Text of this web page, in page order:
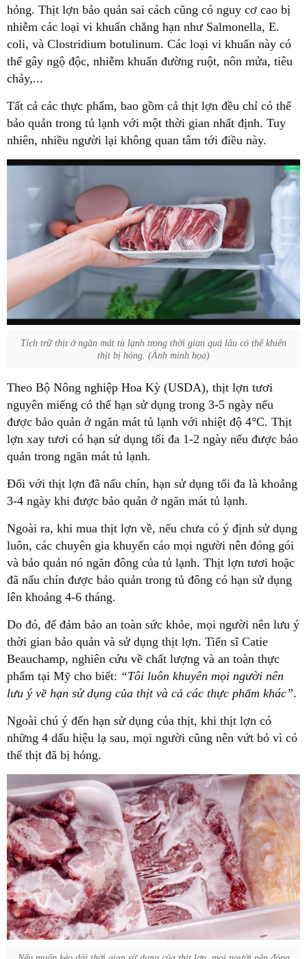
hỏng. Thịt lợn bảo quản sai cách cũng có nguy cơ cao bị
nhiễm các loại vi khuẩn chẳng hạn như Salmonella, E.
coli, và Clostridium botulinum. Các loại vi khuẩn này có
thể gây ngộ độc, nhiễm khuẩn đường ruột, nôn mửa, tiêu
chảy,...
Tất cả các thực phẩm, bao gồm cả thịt lợn đều chỉ có thể
bảo quản trong tủ lạnh với một thời gian nhất định. Tuy
nhiên, nhiều người lại không quan tâm tới điều này.
Tích trữ thịt ở ngăn mát tủ lạnh trong thời gian quá lâu có thể khiến
thịt bị hỏng. (Ảnh minh họa)
Theo Bộ Nông nghiệp Hoa Kỳ (USDA), thịt lợn tươi
nguyên miếng có thể hạn sử dụng trong 3-5 ngày nếu
được bảo quản ở ngăn mát tủ lạnh với nhiệt độ 4°C. Thịt
lợn xay tươi có hạn sử dụng tối đa 1-2 ngày nếu được bảo
quản trong ngăn mát tủ lạnh.
Đối với thịt lợn đã nấu chín, hạn sử dụng tối đa là khoảng
3-4 ngày khi được bảo quản ở ngăn mát tủ lạnh.
Ngoài ra, khi mua thịt lợn về, nếu chưa có ý định sử dụng
luôn, các chuyên gia khuyến cáo mọi người nên đóng gói
và bảo quản nó ngăn đông của tủ lạnh. Thịt lợn tươi hoặc
đã nấu chín được bảo quản trong tủ đông có hạn sử dụng
lên khoảng 4-6 tháng.
Do đó, để đảm bảo an toàn sức khỏe, mọi người nên lưu ý
thời gian bảo quản và sử dụng thịt lợn. Tiến sĩ Catie
Beauchamp, nghiên cứu về chất lượng và an toàn thực
phẩm tại Mỹ cho biết: “Tôi luôn khuyên mọi người nên
lưu ý về hạn sử dụng của thịt và cả các thực phẩm khác”.
Ngoài chú ý đến hạn sử dụng của thịt, khi thịt lợn có
những 4 dấu hiệu lạ sau, mọi người cũng nên vứt bỏ vì có
thể thịt đã bị hỏng.